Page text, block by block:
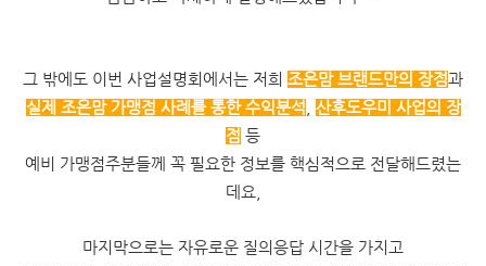
그 밖에도 이번 사업설명회에서는 저희 조은맘 브랜드만의 장점과
실제 조은맘 가맹점 사례를 통한 수익분석
산후도우미 사업의 장
점 등
예비 가맹점주분들께 꼭 필요한 정보를 핵심적으로 전달해드렸는
데요,
마지막으로는 자유로운 질의응답 시간을 가지고